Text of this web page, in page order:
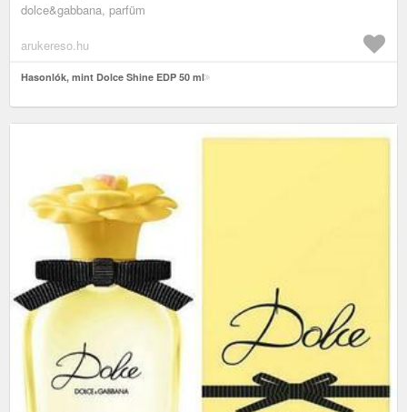
dolce&gabbana, parfüm
arukereso.hu
Hasonlók, mint Dolce Shine EDP 50 ml